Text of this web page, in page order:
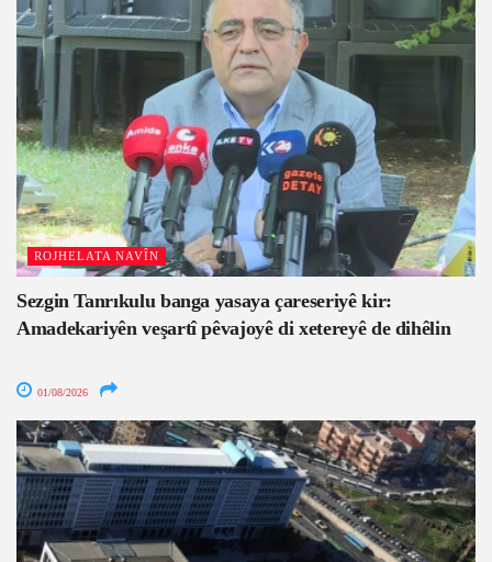
ROJHELATA NAVÎN
Sezgin Tanrıkulu banga yasaya çareseriyê kir:
Amadekariyên veşartî pêvajoyê di xetereyê de dihêlin
01/08/2026